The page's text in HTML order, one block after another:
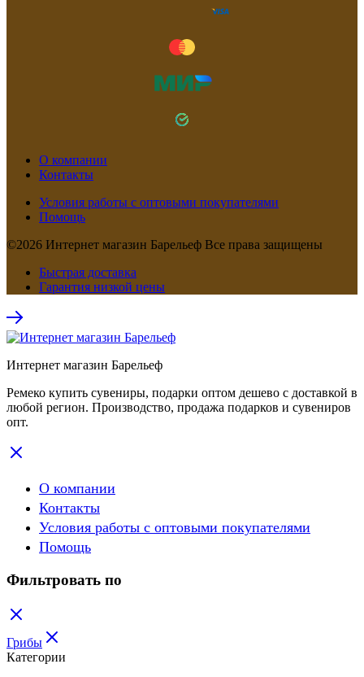
О компании
Контакты
Условия работы с оптовыми покупателями
Помощь
©2026 Интернет магазин Барельеф Все права защищены
Быстрая доставка
Гарантия низкой цены
Интернет магазин Барельеф
Ремеко купить сувениры, подарки оптом дешево с доставкой в
любой регион. Производство, продажа подарков и сувениров
опт.
О компании
Контакты
Условия работы с оптовыми покупателями
Помощь
Фильтровать по
Грибы
Категории